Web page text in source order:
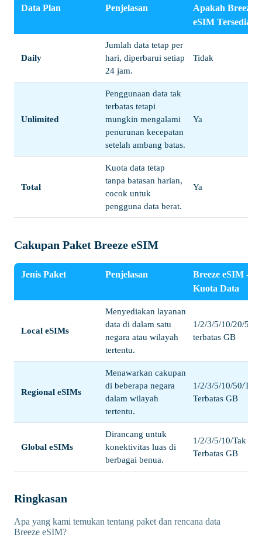
Data Plan Penjelasan
Apakah Breeze
eSIM Tersedia
Daily
Jumlah data tetap per
hari, diperbarui setiap
24 jam.
Tidak
Unlimited
Penggunaan data tak
terbatas tetapi
mungkin mengalami
penurunan kecepatan
setelah ambang batas.
Ya
Total
Kuota data tetap
tanpa batasan harian,
cocok untuk
pengguna data berat.
Ya
Cakupan Paket Breeze eSIM
Jenis Paket Penjelasan
Breeze eSIM -
Kuota Data
Local eSIMs
Menyediakan layanan
data di dalam satu
negara atau wilayah
tertentu.
1/2/3/5/10/20/50/
terbatas GB
Regional eSIMs
Menawarkan cakupan
di beberapa negara
dalam wilayah
tertentu.
1/2/3/5/10/50/Tak
Terbatas GB
Global eSIMs
Dirancang untuk
konektivitas luas di
berbagai benua.
1/2/3/5/10/Tak
Terbatas GB
Ringkasan
Apa yang kami temukan tentang paket dan rencana data
Breeze eSIM?